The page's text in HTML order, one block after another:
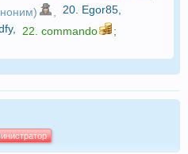
20. Egor85
, 22. commando ;